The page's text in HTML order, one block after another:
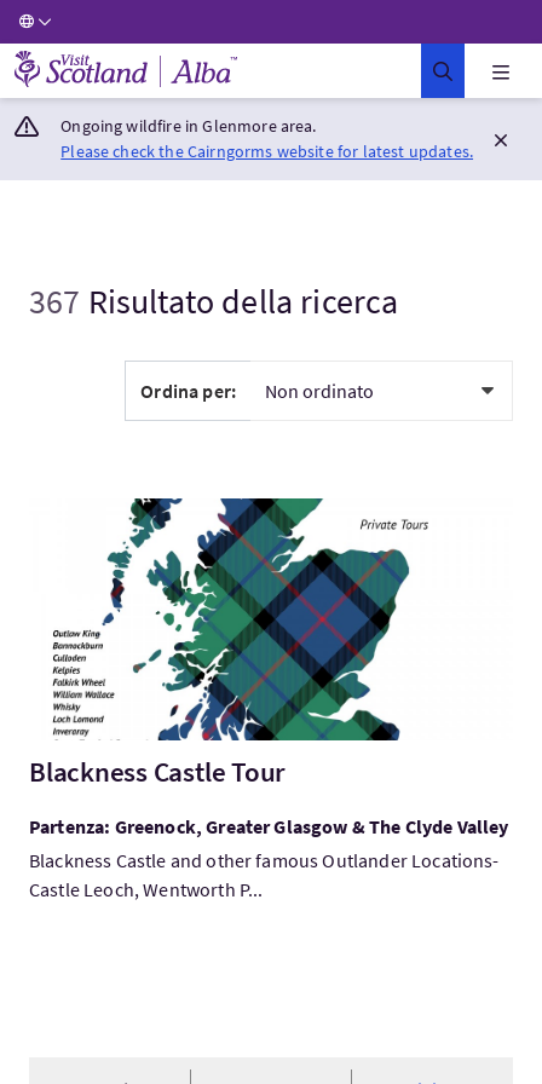
Visit Scotland Home
Ongoing wildfire in Glenmore area.
Please check the Cairngorms website for latest updates.
367 Risultato della ricerca
Ordina per:
Visita:Blackness Castle Tour
Blackness Castle Tour
Partenza: Greenock, Greater Glasgow & The Clyde Valley
Blackness Castle and other famous Outlander Locations-
Castle Leoch, Wentworth P...